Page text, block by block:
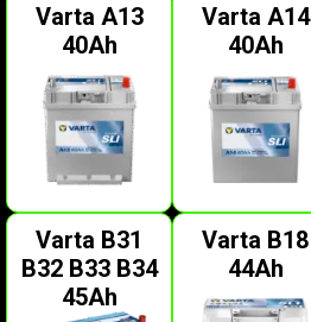
Varta A13
40Ah
Varta A14
40Ah
Varta B31
B32 B33 B34
45Ah
Varta B18
44Ah